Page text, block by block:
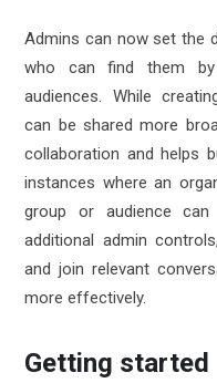
Admins can now set the
who can find them by
audiences. While
can be shared more
collaboration and helps
instances where an
group or audience
additional admin
and join relevant
more effectively.
Getting started